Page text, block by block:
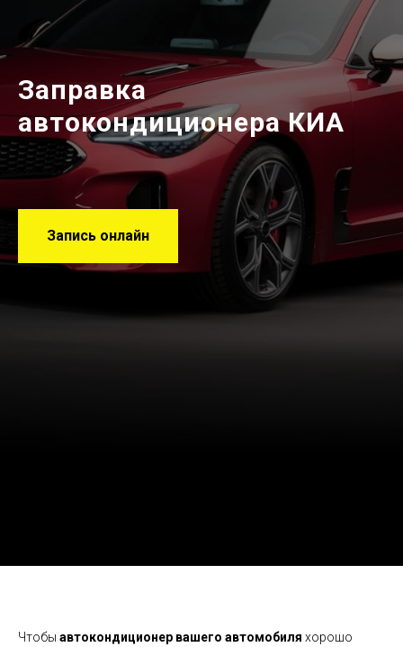
Заправка
автокондиционера КИА
Запись онлайн
Чтобы автокондиционер вашего автомобиля хорошо